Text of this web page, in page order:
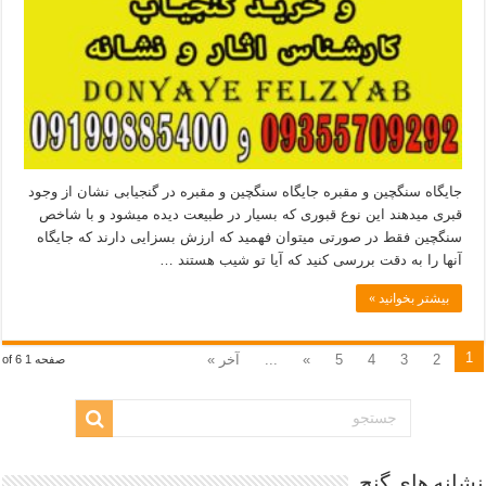
جایگاه سنگچین و مقبره جایگاه سنگچین و مقبره در گنجیابی نشان از وجود
قبری میدهند این نوع قبوری که بسیار در طبیعت دیده میشود و با شاخص
سنگچین فقط در صورتی میتوان فهمید که ارزش بسزایی دارند که جایگاه
آنها را به دقت بررسی کنید که آیا تو شیب هستند …
بیشتر بخوانید »
صفحه 1 of 6 1
2
3
4
5
» آخر »